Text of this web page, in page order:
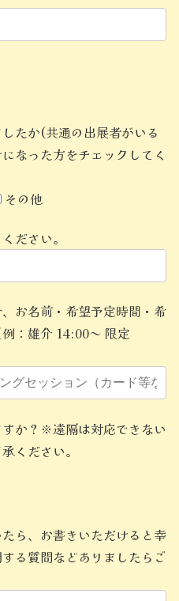
たか(共通の出展者がいる
なった方をチェックしてく
その他
ださい。
お名前・希望予定時間・希
：雄介 14:00～ 限定
か？※遠隔は対応できない
ください。
ら、お書きいただけると幸
る質問などありましたらご